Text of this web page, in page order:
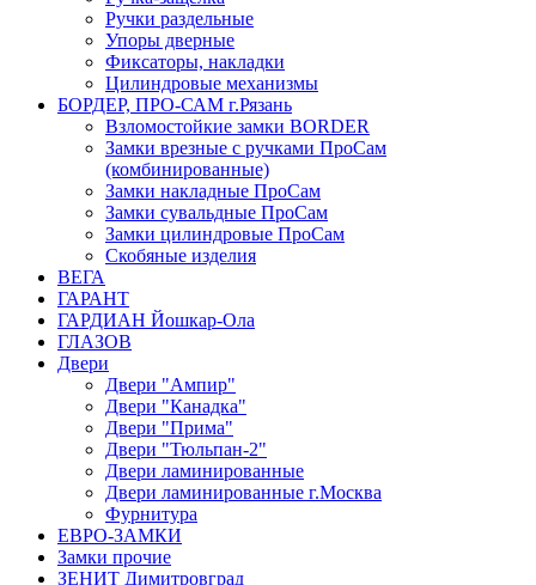
Ручки раздельные
Упоры дверные
Фиксаторы, накладки
Цилиндровые механизмы
БОРДЕР, ПРО-САМ г.Рязань
Взломостойкие замки BORDER
Замки врезные с ручками ПроСам
(комбинированные)
Замки накладные ПроСам
Замки сувальдные ПроСам
Замки цилиндровые ПроСам
Скобяные изделия
ВЕГА
ГАРАНТ
ГАРДИАН Йошкар-Ола
ГЛАЗОВ
Двери
Двери "Ампир"
Двери "Канадка"
Двери "Прима"
Двери "Тюльпан-2"
Двери ламинированные
Двери ламинированные г.Москва
Фурнитура
ЕВРО-ЗАМКИ
Замки прочие
ЗЕНИТ Димитровград